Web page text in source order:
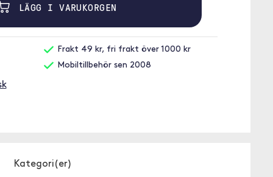
LÄGG I VARUKORGEN
Frakt 49 kr, fri frakt över 1000 kr
Mobiltillbehör sen 2008
Kategori(er)